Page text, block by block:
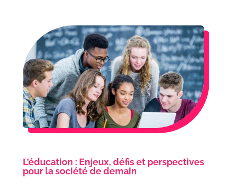
L’éducation : Enjeux, défis et perspectives
pour la société de demain